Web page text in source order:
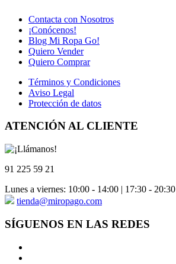
Contacta con Nosotros
¡Conócenos!
Blog Mi Ropa Go!
Quiero Vender
Quiero Comprar
Términos y Condiciones
Aviso Legal
Protección de datos
ATENCIÓN AL CLIENTE
91 225 59 21
Lunes a viernes: 10:00 - 14:00 | 17:30 - 20:30
tienda@miropago.com
SÍGUENOS EN LAS REDES